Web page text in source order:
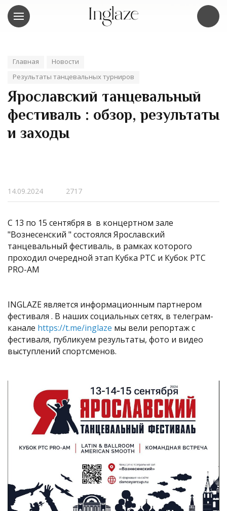
Главная
Новости
Результаты танцевальных турниров
Ярославский танцевальный
фестиваль : обзор, результаты
и заходы
14.09.2024 2717
С 13 по 15 сентября в в концертном зале
"Вознесенский " состоялся Ярославский
танцевальный фестиваль, в рамках которого
проходил очередной этап Кубка РТС и Кубок РТС
PRO-AM
INGLAZE является информационным партнером
фестиваля . В наших социальных сетях, в телеграм-
канале https://t.me/inglaze мы вели репортаж с
фестиваля, публикуем результаты, фото и видео
выступлений спортсменов.